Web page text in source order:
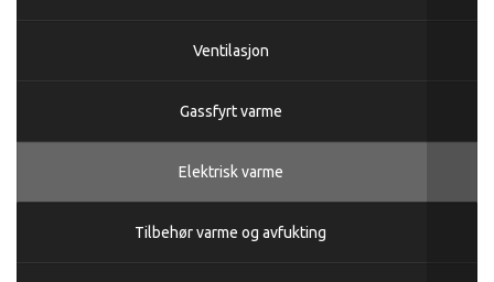
Ventilasjon
Gassfyrt varme
Elektrisk varme
Tilbehør varme og avfukting